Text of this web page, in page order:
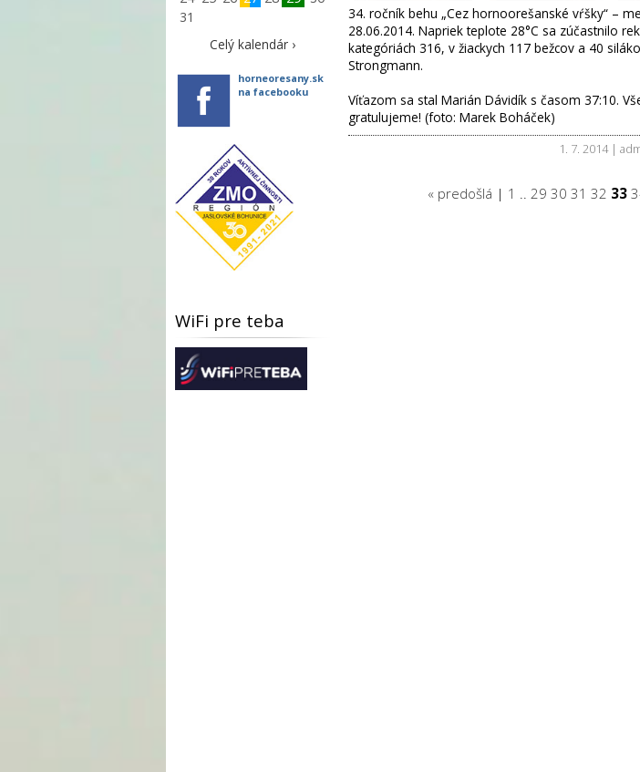
34. ročník behu „Cez hornoorešanské vŕšky“ –
28.06.2014. Napriek teplote 28°C sa zúčastnilo
kategóriách 316, v žiackych 117 bežcov a 40
Strongmann.
Víťazom sa stal Marián Dávidík s časom 37:10.
gratulujeme! (foto: Marek Boháček)
1. 7. 2014 |
« predošlá | 1 .. 29 30 31 32 33
31
Celý kalendár ›
horneoresany.sk
na facebooku
WiFi pre teba